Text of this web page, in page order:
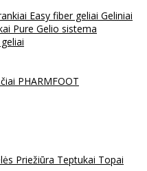
Easy fiber geliai Geliniai
Pure Gelio sistema
PHARMFOOT
Priežiūra Teptukai Topai